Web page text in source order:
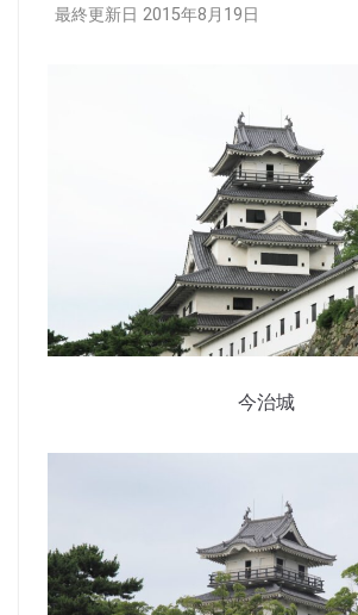
最終更新日 2015年8月19日
今治城